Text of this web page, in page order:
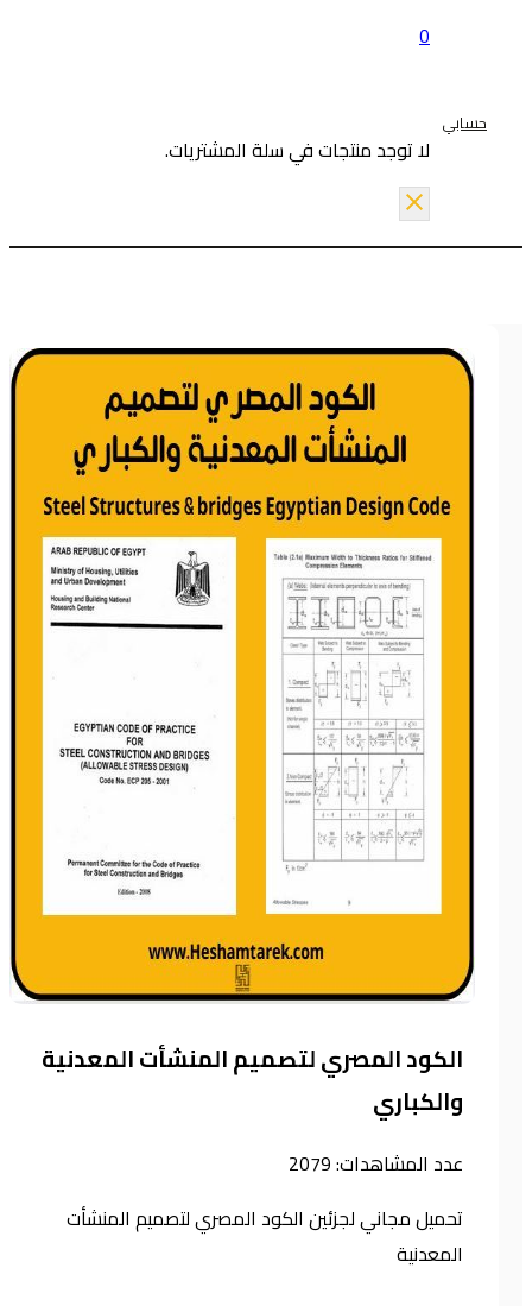
حسابي
لا توجد منتجات في سلة المشتريات.
الكود المصري لتصميم المنشأت المعدنية
والكباري
عدد المشاهدات:2079
تحميل مجاني لجزئين الكود المصري لتصميم المنشأت
المعدنية